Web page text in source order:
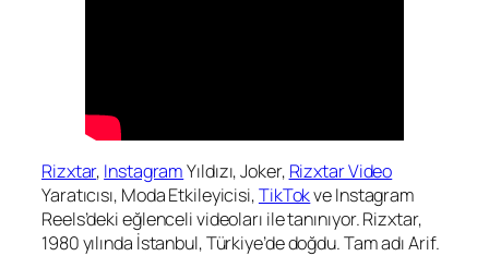
Rizxtar, InstagramYıldızı, Joker, Rizxtar Video
Yaratıcısı, Moda Etkileyicisi,TikTokve Instagram
Reels’deki eğlenceli videoları ile tanınıyor. Rizxtar,
1980 yılında İstanbul, Türkiye’de doğdu. Tam adı Arif.